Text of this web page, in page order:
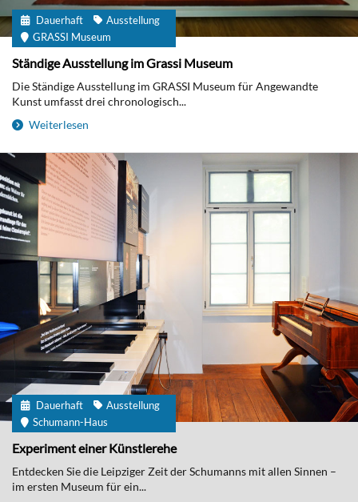
Dauerhaft
Ausstellung
GRASSI Museum
Ständige Ausstellung im Grassi Museum
Die Ständige Ausstellung im GRASSI Museum für Angewandte
Kunst umfasst drei chronologisch...
Weiterlesen
Dauerhaft
Ausstellung
Schumann-Haus
Experiment einer Künstlerehe
Entdecken Sie die Leipziger Zeit der Schumanns mit allen Sinnen –
im ersten Museum für ein...